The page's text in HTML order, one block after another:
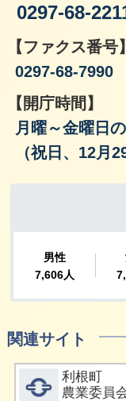
0297-68-
【ファクス番号】
0297-68-7990
【開庁時間】
月曜～金曜日
（祝日、12月
関連サイト
詳細
利根町
農業委員